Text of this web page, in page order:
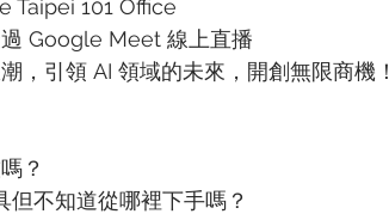
101 Office
Google Meet 線上直播
，引領 AI 領域的未來，開創無限商機！
？
但不知道從哪裡下手嗎？